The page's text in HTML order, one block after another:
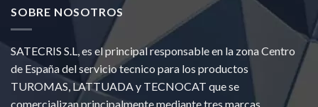
SOBRE NOSOTROS
SATECRIS S.L, es el principal responsable en la zona Centro
de España del servicio tecnico para los productos
TUROMAS, LATTUADA y TECNOCAT que se
comercializan principalmente mediante tres marcas